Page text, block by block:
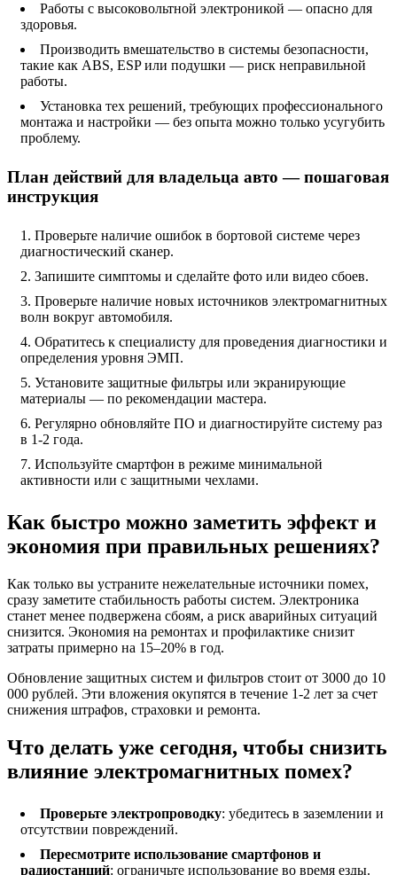
Работы с высоковольтной электроникой — опасно для
здоровья.
Производить вмешательство в системы безопасности,
такие как ABS, ESP или подушки — риск неправильной
работы.
Установка тех решений, требующих профессионального
монтажа и настройки — без опыта можно только усугубить
проблему.
План действий для владельца авто — пошаговая
инструкция
Проверьте наличие ошибок в бортовой системе через
диагностический сканер.
Запишите симптомы и сделайте фото или видео сбоев.
Проверьте наличие новых источников электромагнитных
волн вокруг автомобиля.
Обратитесь к специалисту для проведения диагностики и
определения уровня ЭМП.
Установите защитные фильтры или экранирующие
материалы — по рекомендации мастера.
Регулярно обновляйте ПО и диагностируйте систему раз
в 1-2 года.
Используйте смартфон в режиме минимальной
активности или с защитными чехлами.
Как быстро можно заметить эффект и
экономия при правильных решениях?
Как только вы устраните нежелательные источники помех,
сразу заметите стабильность работы систем. Электроника
станет менее подвержена сбоям, а риск аварийных ситуаций
снизится. Экономия на ремонтах и профилактике снизит
затраты примерно на 15–20% в год.
Обновление защитных систем и фильтров стоит от 3000 до 10
000 рублей. Эти вложения окупятся в течение 1‑2 лет за счет
снижения штрафов, страховки и ремонта.
Что делать уже сегодня, чтобы снизить
влияние электромагнитных помех?
Проверьте электропроводку: убедитесь в заземлении и
отсутствии повреждений.
Пересмотрите использование смартфонов и
радиостанций: ограничьте использование во время езды.